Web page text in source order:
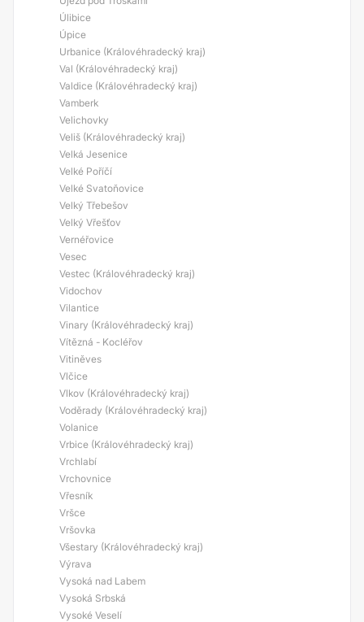
Úlibice
Úpice
Urbanice (Královéhradecký kraj)
Val (Královéhradecký kraj)
Valdice (Královéhradecký kraj)
Vamberk
Velichovky
Veliš (Královéhradecký kraj)
Velká Jesenice
Velké Poříčí
Velké Svatoňovice
Velký Třebešov
Velký Vřešťov
Vernéřovice
Vesec
Vestec (Královéhradecký kraj)
Vidochov
Vilantice
Vinary (Královéhradecký kraj)
Vítězná - Kocléřov
Vitiněves
Vlčice
Vlkov (Královéhradecký kraj)
Voděrady (Královéhradecký kraj)
Volanice
Vrbice (Královéhradecký kraj)
Vrchlabí
Vrchovnice
Vřesník
Vršce
Vršovka
Všestary (Královéhradecký kraj)
Výrava
Vysoká nad Labem
Vysoká Srbská
Vysoké Veselí